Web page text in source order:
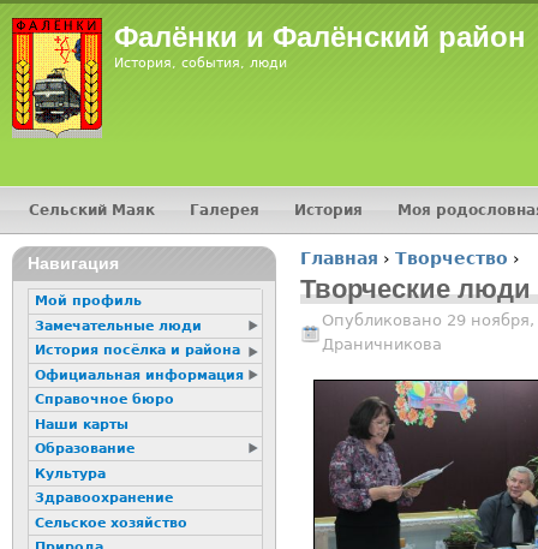
Фалёнки и Фалёнский район
История, события, люди
Вы здесь
Главная › Творчество ›
Творческие
Опубликовано 29
Драничникова
Главное меню
Сельский Маяк Галерея История Моя
16+
Навигация
Мой профиль
Замечательные люди
История посёлка и района
Официальная информация
Справочное бюро
Наши карты
Образование
Культура
Здравоохранение
Сельское хозяйство